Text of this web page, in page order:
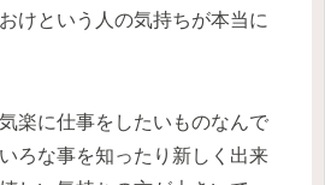
けという人の気持ちが本当に
楽に仕事をしたいものなんで
ろな事を知ったり新しく出来